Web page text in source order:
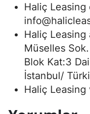
Haliç Leasing
Haliç Leasing
Müselles
Blok Kat:3
İstanbul/
Haliç